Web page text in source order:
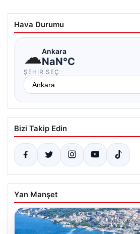
Hava Durumu
☁Ankara
NaN°C
ŞEHIR SEÇ
Bizi Takip Edin
Yan Manşet